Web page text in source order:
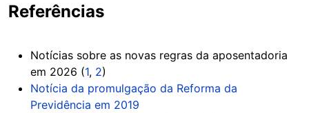
Referências
Notícias sobre as novas regras da aposentadoria
em 2026 (1, 2)
Notícia da promulgação da Reforma da
Previdência em 2019